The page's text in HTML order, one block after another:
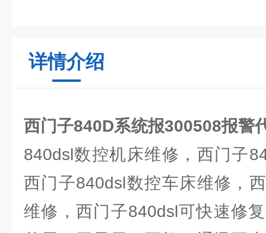
详情介绍
西门子840D系统报300508报警
840dsl数控机床维修，西门子
西门子840dsl数控车床维修，
维修，西门子840dsl可快速修